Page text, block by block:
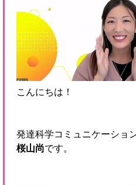
こんにちは！
発達科学コミュニケーショ
桜山尚です。